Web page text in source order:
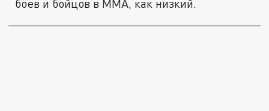
боев и бойцов в MMА, как низкий.